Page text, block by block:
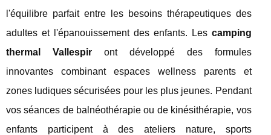
l'équilibre parfait entre les besoins thérapeutiques des
adultes et l'épanouissement des enfants. Les camping
thermal Vallespiront développé des formules
innovantes combinant espaces wellness parents et
zones ludiques sécurisées pour les plus jeunes. Pendant
vos séances de balnéothérapie ou de kinésithérapie, vos
enfants participent à des ateliers nature, sports